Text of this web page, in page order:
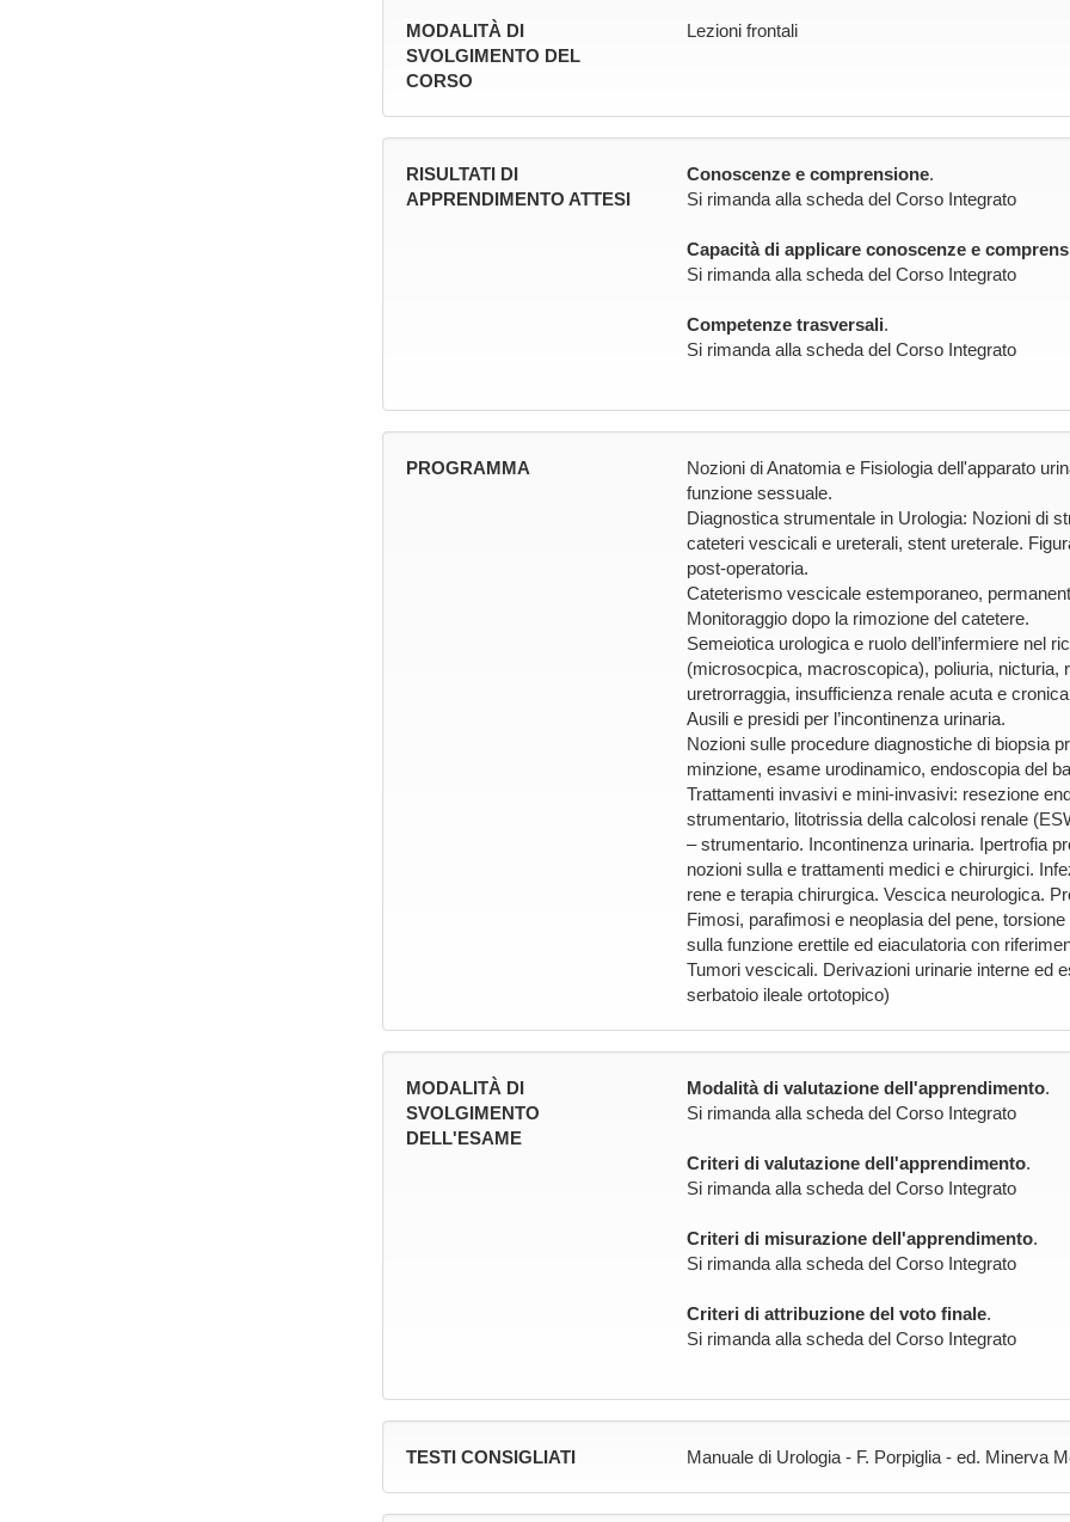
MODALITÀ DI
SVOLGIMENTO DEL
CORSO
Lezioni frontali
RISULTATI DI
APPRENDIMENTO ATTESI
Conoscenze e comprensione.
Si rimanda alla scheda del Corso Integrato
Capacità di applicare conoscenze e
Si rimanda alla scheda del Corso Integrato
Competenze trasversali.
Si rimanda alla scheda del Corso Integrato
PROGRAMMA
Nozioni di Anatomia e Fisiologia dell'apparato
funzione sessuale.
Diagnostica strumentale in Urologia: Nozioni di
cateteri vescicali e ureterali, stent ureterale.
post-operatoria.
Cateterismo vescicale estemporaneo,
Monitoraggio dopo la rimozione del catetere.
Semeiotica urologica e ruolo dell’infermiere nel
(microsocpica, macroscopica), poliuria, nicturia,
uretrorraggia, insufficienza renale acuta e
Ausili e presidi per l’incontinenza urinaria.
Nozioni sulle procedure diagnostiche di biopsia
minzione, esame urodinamico, endoscopia del
Trattamenti invasivi e mini-invasivi: resezione
strumentario, litotrissia della calcolosi renale
– strumentario. Incontinenza urinaria. Ipertrofia
nozioni sulla e trattamenti medici e chirurgici.
rene e terapia chirurgica. Vescica neurologica.
Fimosi, parafimosi e neoplasia del pene,
sulla funzione erettile ed eiaculatoria con
Tumori vescicali. Derivazioni urinarie interne ed
serbatoio ileale ortotopico)
MODALITÀ DI
SVOLGIMENTO
DELL'ESAME
Modalità di valutazione dell'apprendimento.
Si rimanda alla scheda del Corso Integrato
Criteri di valutazione dell'apprendimento.
Si rimanda alla scheda del Corso Integrato
Criteri di misurazione dell'apprendimento.
Si rimanda alla scheda del Corso Integrato
Criteri di attribuzione del voto finale.
Si rimanda alla scheda del Corso Integrato
TESTI CONSIGLIATI Manuale di Urologia - F. Porpiglia - ed. Minerva